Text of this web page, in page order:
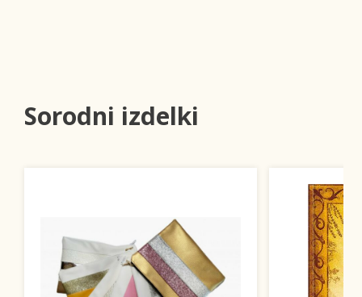
Sorodni izdelki